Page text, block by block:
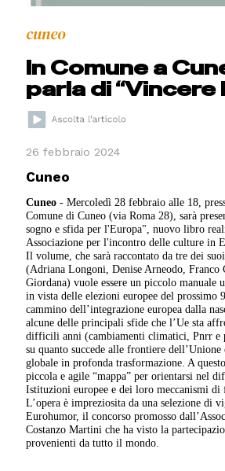
cuneo
In Comune a
parla di “Vincere
26 febbraio 2024
Cuneo
Cuneo - Mercoledì 28 febbraio alle 18,
Comune di Cuneo (via Roma 28), sarà
sogno e sfida per l'Europa", nuovo libro
Associazione per l'incontro delle culture in
Il volume, che sarà raccontato da tre dei
(Adriana Longoni, Denise Arneodo, Franco
Giordana) vuole essere un piccolo manuale
in vista delle elezioni europee del prossimo
cammino dell’integrazione europea dalla
alcune delle principali sfide che l’Ue sta
difficili anni (cambiamenti climatici, Pnrr e
su quanto succede alle frontiere
globale in profonda trasformazione. A
piccola e agile “mappa” per orientarsi nel
Istituzioni europee e dei loro meccanismi di
L’opera è impreziosita da una selezione di
Eurohumor, il concorso promosso
Costanzo Martini che ha visto la
provenienti da tutto il mondo.